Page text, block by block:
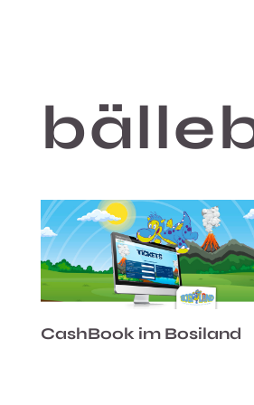
CashBook im Bosiland